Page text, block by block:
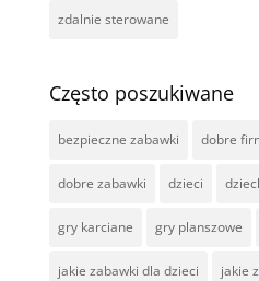
zdalnie sterowane
Często poszukiwane
bezpieczne zabawki dobre
dobre zabawki dzieci
gry karciane gry planszowe
jakie zabawki dla dzieci jakie